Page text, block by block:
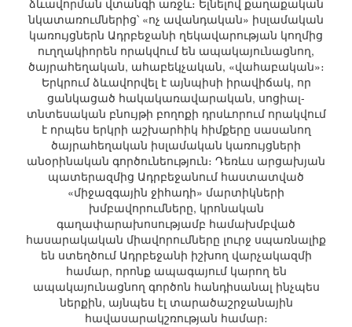
ձևավորման վտանգի առջև։ Ելնելով քաղաքական
նկատառումներից՝ «ոչ ավանդական» իսլամական
կառույցներն Ադրբեջանի ղեկավարության կողմից
ուղղակիորեն որակվում են ապակայունացնող,
ծայրահեղական, ահաբեկչական, «վահաբական»։
Երկրում ձևավորվել է այնպիսի իրավիճակ, որ
ցանկացած հակակառավարական, սոցիալ-
տնտեսական բնույթի բողոքի դրսևորում որակվում
է որպես երկրի աշխարհիկ հիմքերը սասանող
ծայրահեղական իսլամական կառույցների
անօրինական գործունեություն։ Դեռևս արցախյան
պատերազմից Ադրբեջանում հաստատված
«միջազգային ջիհադի» մարտիկների
խմբավորումները, կրոնական
գաղափարախոսությամբ համախմբված
հասարակական միավորումները լուրջ սպառնալիք
են ստեղծում Ադրբեջանի իշխող վարչակազմի
համար, որոնք ապագայում կարող են
ապակայունացնող գործոն հանդիսանալ ինչպես
ներքին, այնպես էլ տարածաշրջանային
հավասարակշռության համար։